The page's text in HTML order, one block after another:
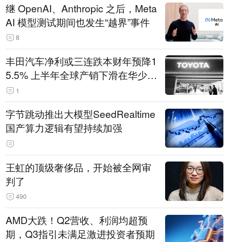
继 OpenAI、Anthropic 之后，Meta
AI 模型测试期间也发生“越界”事件
8
丰田汽车净利或三连跌本财年预降1
5.5% 上半年全球产销下滑在华少卖
14.3万辆
1
字节跳动推出大模型SeedRealtime
国产算力逻辑有望持续加强
王虹的顶级奢侈品，开始被全网审
判了
490
AMD大跌！Q2营收、利润均超预
期，Q3指引未满足激进投资者预期